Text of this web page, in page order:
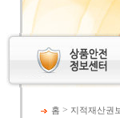
홈 > 지적재산권